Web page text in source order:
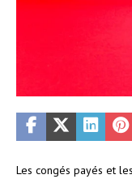
Les congés payés et